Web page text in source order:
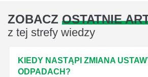
ZOBACZ OSTATNIE
z tej strefy wiedzy
KIEDY NASTĄPI ZMIANA
ODPADACH?